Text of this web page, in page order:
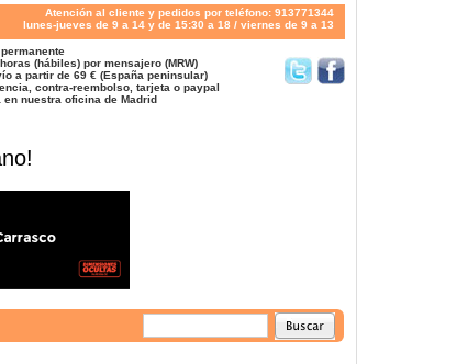
Atención al cliente y pedidos por teléfono: 913771344
lunes-jueves de 9 a 14 y de 15:30 a 18 / viernes de 9 a 13
(hábiles) por mensajero (MRW)
a partir de 69 € (España peninsular)
contra-reembolso, tarjeta o paypal
en nuestra oficina de Madrid